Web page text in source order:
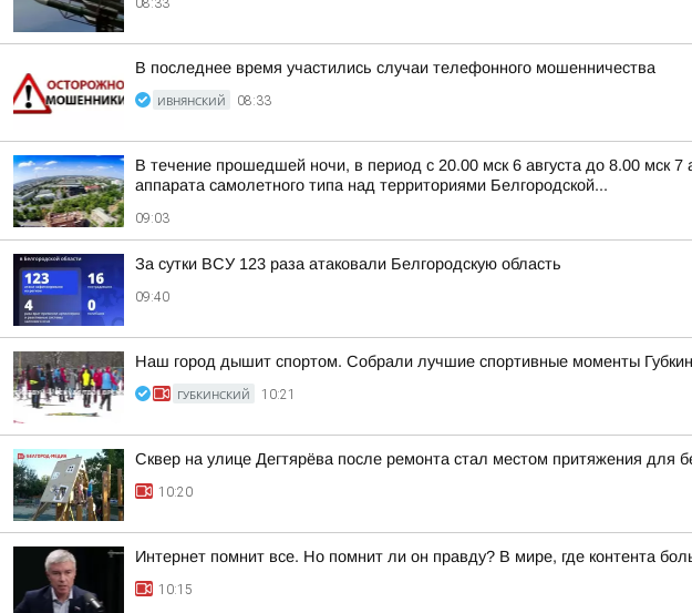
08:33
В последнее время участились случаи телефонного мошенничества
ИВНЯНСКИЙ 08:33
В течение прошедшей ночи, в период с 20.00 мск 6 августа до 8.00 мск
аппарата самолетного типа над территориями Белгородской...
09:03
За сутки ВСУ 123 раза атаковали Белгородскую область
09:40
Наш город дышит спортом. Собрали лучшие спортивные моменты
ГУБКИНСКИЙ 10:21
Сквер на улице Дегтярёва после ремонта стал местом притяжения для
10:20
Интернет помнит все. Но помнит ли он правду? В мире, где контента
10:15